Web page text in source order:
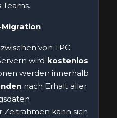
von TPC
wird kostenlos
werden innerhalb
nach Erhalt aller
Zeitrahmen kann sich